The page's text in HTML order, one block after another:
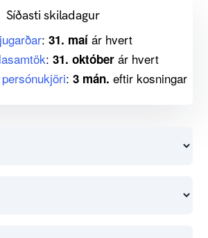
Síðasti skiladagur
: 31. maí ár hvert
: 31. október ár hvert
: 3 mán. eftir kosningar